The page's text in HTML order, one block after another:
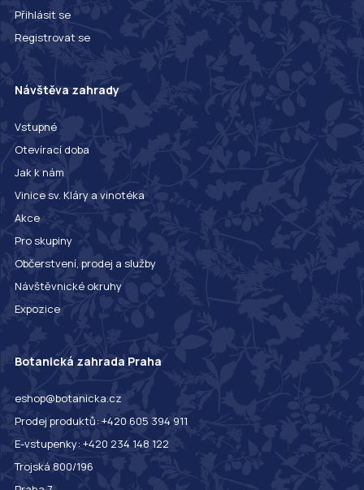
Přihlásit se
Registrovat se
Návštěva zahrady
Vstupné
Otevírací doba
Jak k nám
Vinice sv. Kláry a vinotéka
Akce
Pro skupiny
Občerstvení, prodej a služby
Návštěvnické okruhy
Expozice
Botanická zahrada Praha
eshop@botanicka.cz
Prodej produktů: +420 605 394 911
E-vstupenky: +420 234 148 122
Trojská 800/196